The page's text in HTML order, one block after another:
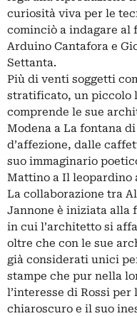
curiosità viva per le
cominciò a indagare
Arduino Cantafora e
Settanta.
Più di venti soggetti
stratificato, un piccolo
comprende le sue
Modena a La fontana
d’affezione, dalle
suo immaginario
Mattino a Il leopardino
La collaborazione tra
Jannone è iniziata alla
in cui l’architetto si
oltre che con le sue
già considerati unici
stampe che pur nella
l’interesse di Rossi
chiaroscuro e il suo